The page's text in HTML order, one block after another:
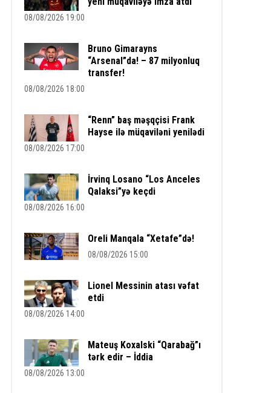
08/08/2026 19:00
Bruno Gimarayns
“Arsenal”da! – 87 milyonluq
transfer!
08/08/2026 18:00
“Renn” baş məşqçisi Frank
Hayse ilə müqaviləni yenilədi
08/08/2026 17:00
İrvinq Losano “Los Anceles
Qalaksi”yə keçdi
08/08/2026 16:00
Oreli Manqala “Xetafe”də!
08/08/2026 15:00
Lionel Messinin atası vəfat
etdi
08/08/2026 14:00
Mateuş Koxalski “Qarabağ”ı
tərk edir – İddia
08/08/2026 13:00